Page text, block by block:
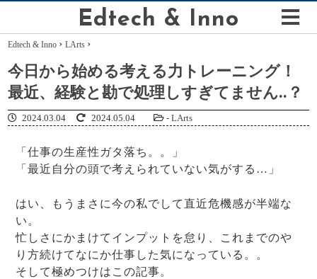
Edtech & Inno
Edtech & Inno ›LArts ›
今日から始める考える力トレーニング！
最近、経験と勘で処理しすぎてません..？
2024.03.04 2024.05.04 -LArts
「仕事の生産性ガタ落ち。。」
「最近自分の頭で考えられていない気がする…」
はい、もうまさに今の私でして直近危機感が半端な
い。
忙しさにかまけてインプットを怠り、これまでのや
り方続けてなにか仕事した気になっている。。
そして極めつけはこの記事。